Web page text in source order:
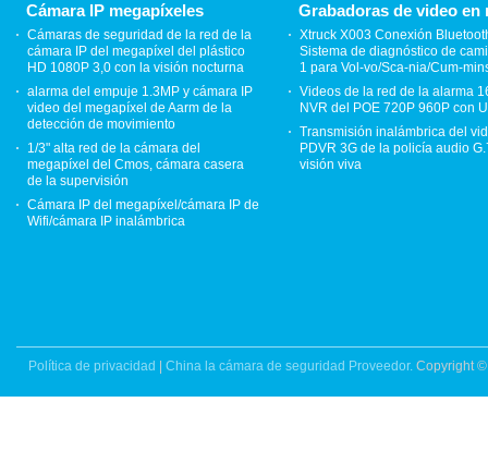
Cámara IP megapíxeles
Cámaras de seguridad de la red de la
cámara IP del megapíxel del plástico
HD 1080P 3,0 con la visión nocturna
alarma del empuje 1.3MP y cámara IP
video del megapíxel de Aarm de la
detección de movimiento
1/3" alta red de la cámara del
megapíxel del Cmos, cámara casera
de la supervisión
Cámara IP del megapíxel/cámara IP de
Wifi/cámara IP inalámbrica
Grabadoras de video en
Xtruck X003 Conexión
Sistema de diagnóstico de
1 para Vol-vo/Sca-nia/Cum-
Videos de la red de la alarma
NVR del POE 720P 960P con
Transmisión inalámbrica del
PDVR 3G de la policía audio
visión viva
Política de privacidad China la cámara de seguridad Proveedor. Copyright